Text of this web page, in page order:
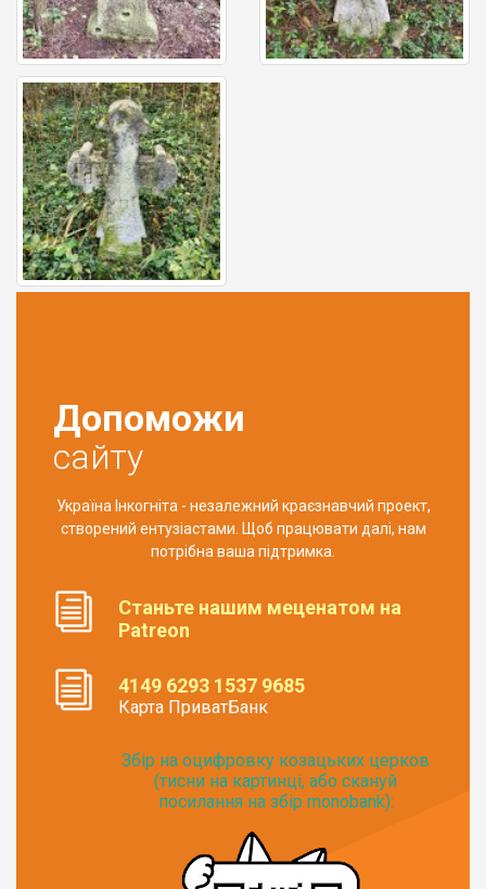
Допоможи
сайту
Україна Інкогніта - незалежний краєзнавчий проект,
створений ентузіастами. Щоб працювати далі, нам
потрібна ваша підтримка.
Станьте нашим меценатом на
Patreon
4149 6293 1537 9685
Карта ПриватБанк
Збір на оцифровку козацьких церков
(тисни на картинці, або скануй
посилання на збір monobank):